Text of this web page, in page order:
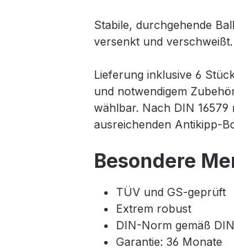
Stabile, durchgehende
versenkt und
Lieferung inklusive 6
und notwendigem
wählbar. Nach DIN
ausreichenden Antikipp-
Besondere
TÜV und GS-geprüft
Extrem robust
DIN-Norm gemäß
Garantie: 36 Monate